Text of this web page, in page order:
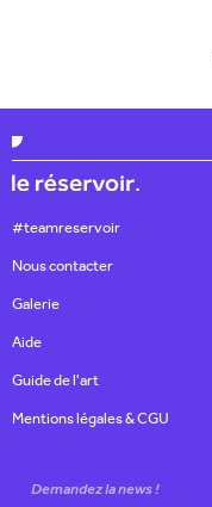
#teamreservoir
Nous contacter
Galerie
Aide
Guide de l'art
Mentions légales & CGU